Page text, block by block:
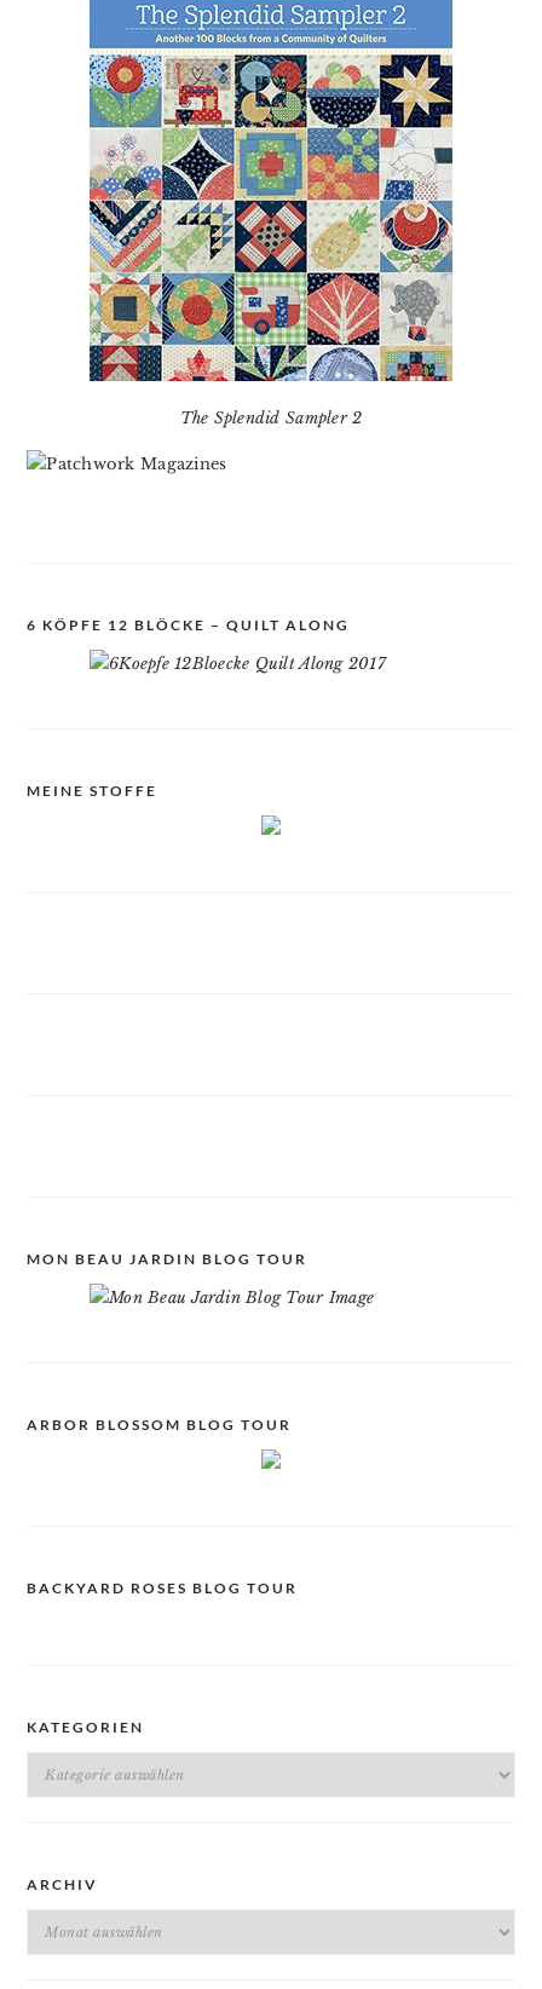
The Splendid Sampler 2
6 KÖPFE 12 BLÖCKE – QUILT ALONG
MEINE STOFFE
MON BEAU JARDIN BLOG TOUR
ARBOR BLOSSOM BLOG TOUR
BACKYARD ROSES BLOG TOUR
KATEGORIEN
Kategorien
ARCHIV
Archiv